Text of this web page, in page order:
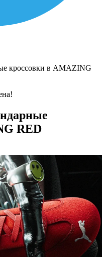
кроссовки в AMAZING
RED